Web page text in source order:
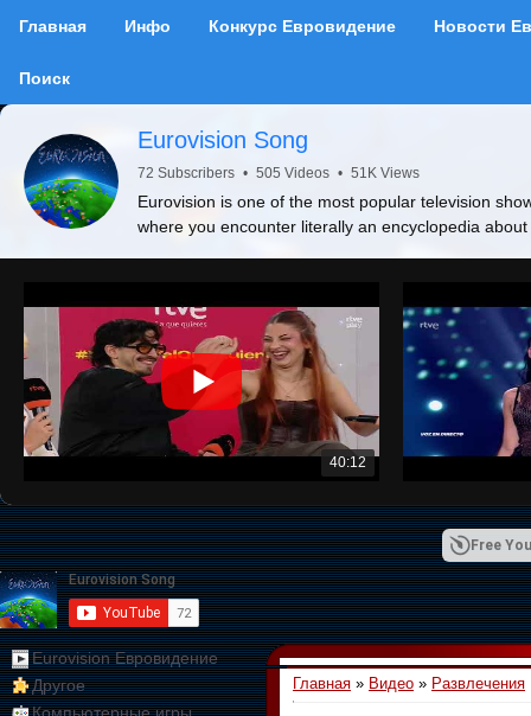
Главная Инфо Конкурс Евровидение Новости
Поиск
Eurovision Song
72 Subscribers • 505 Videos • 51K Views
Eurovision is one of the most popular television
where you encounter literally an encyclopedia
40:12
Free
Eurovision Евровидение
Другое
Главная » Видео » Развлечения